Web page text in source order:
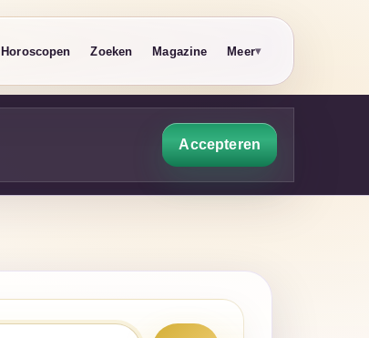
Horoscopen Zoeken Magazine Meer
Accepteren